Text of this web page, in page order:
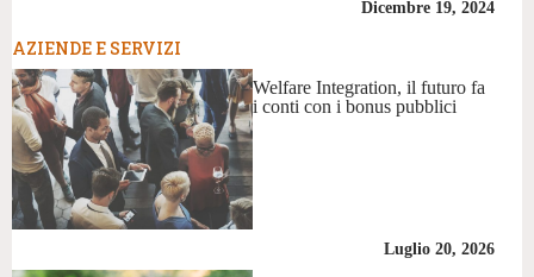
Dicembre 19, 2024
AZIENDE E SERVIZI
Welfare Integration, il futuro fa
i conti con i bonus pubblici
Luglio 20, 2026